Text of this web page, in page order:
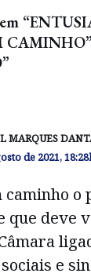
MARQUES
de 2021,
caminho o
que deve
e